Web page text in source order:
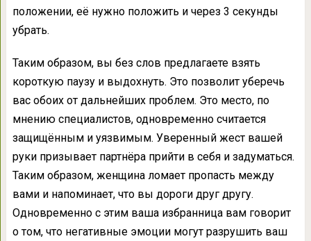
положении, её нужно положить и через 3 секунды
убрать.
Таким образом, вы без слов предлагаете взять
короткую паузу и выдохнуть. Это позволит уберечь
вас обоих от дальнейших проблем. Это место, по
мнению специалистов, одновременно считается
защищённым и уязвимым. Уверенный жест вашей
руки призывает партнёра прийти в себя и задуматься.
Таким образом, женщина ломает пропасть между
вами и напоминает, что вы дороги друг другу.
Одновременно с этим ваша избранница вам говорит
о том, что негативные эмоции могут разрушить ваш